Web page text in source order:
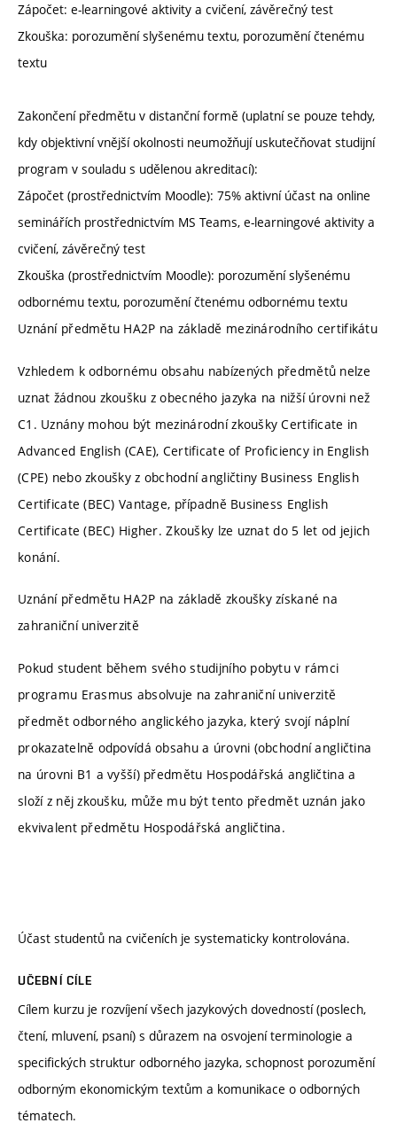
Zápočet: e-learningové aktivity a cvičení, závěrečný test
Zkouška: porozumění slyšenému textu, porozumění čtenému
textu
Zakončení předmětu v distanční formě (uplatní se pouze tehdy,
kdy objektivní vnější okolnosti neumožňují uskutečňovat studijní
program v souladu s udělenou akreditací):
Zápočet (prostřednictvím Moodle): 75% aktivní účast na online
seminářích prostřednictvím MS Teams, e-learningové aktivity a
cvičení, závěrečný test
Zkouška (prostřednictvím Moodle): porozumění slyšenému
odbornému textu, porozumění čtenému odbornému textu
Uznání předmětu HA2P na základě mezinárodního certifikátu
Vzhledem k odbornému obsahu nabízených předmětů nelze
uznat žádnou zkoušku z obecného jazyka na nižší úrovni než
C1. Uznány mohou být mezinárodní zkoušky Certificate in
Advanced English (CAE), Certificate of Proficiency in English
(CPE) nebo zkoušky z obchodní angličtiny Business English
Certificate (BEC) Vantage, případně Business English
Certificate (BEC) Higher. Zkoušky lze uznat do 5 let od jejich
konání.
Uznání předmětu HA2P na základě zkoušky získané na
zahraniční univerzitě
Pokud student během svého studijního pobytu v rámci
programu Erasmus absolvuje na zahraniční univerzitě
předmět odborného anglického jazyka, který svojí náplní
prokazatelně odpovídá obsahu a úrovni (obchodní angličtina
na úrovni B1 a vyšší) předmětu Hospodářská angličtina a
složí z něj zkoušku, může mu být tento předmět uznán jako
ekvivalent předmětu Hospodářská angličtina.
Účast studentů na cvičeních je systematicky kontrolována.
UČEBNÍ CÍLE
Cílem kurzu je rozvíjení všech jazykových dovedností (poslech,
čtení, mluvení, psaní) s důrazem na osvojení terminologie a
specifických struktur odborného jazyka, schopnost porozumění
odborným ekonomickým textům a komunikace o odborných
tématech.